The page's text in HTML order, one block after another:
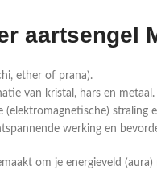
aartsengel
ether of prana).
van kristal, hars en metaal.
(elektromagnetische) straling
werking en
om je energieveld